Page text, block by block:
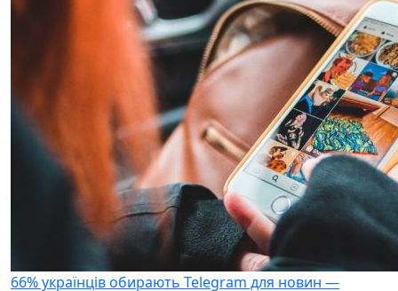
66% українців обирають Telegram для новин —